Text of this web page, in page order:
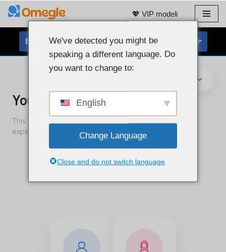
Preskoči
vsebino
💖 VIP modeli
BREZPLAČEN KLEPET S SPLETNO KAMERO 👉
We've detected you might be
speaking a different language. Do
you want to change to:
English
Change Language
Close and do not switch language